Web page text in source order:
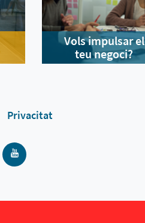
Vols impulsar el
teu negoci?
Privacitat